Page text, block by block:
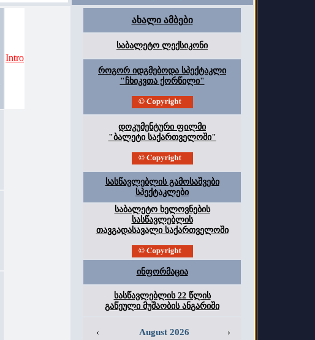
Intro
ახალი ამბები
საბალეტო ლექსიკონი
როგორ იდგმებოდა სპექტაკლი
"ჩხიკვთა ქორწილი"
დოკუმენტური ფილმი
"ბალეტი საქართველოში"
სასწავლებლის გამოსაშვები
სპექტაკლები
საბალეტო ხელოვნების
სასწავლებლის
თავგადასავალი საქართველოში
ინფორმაცია
სასწავლებლის 22 წლის
გაწეული მუშაობის ანგარიში
‹ August 2026 ›